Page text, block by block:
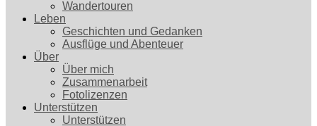
Wandertouren
Leben
Geschichten und Gedanken
Ausflüge und Abenteuer
Über
Über mich
Zusammenarbeit
Fotolizenzen
Unterstützen
Unterstützen